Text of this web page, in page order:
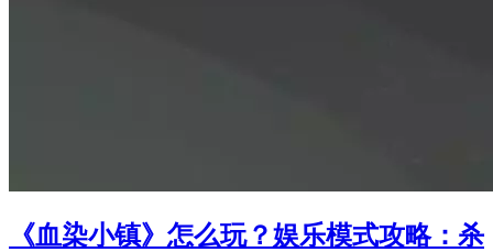
《血染小镇》怎么玩？娱乐模式攻略：杀